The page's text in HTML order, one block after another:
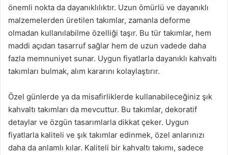
önemli nokta da dayanıklılıktır. Uzun ömürlü ve dayanıklı
malzemelerden üretilen takımlar, zamanla deforme
olmadan kullanılabilme özelliği taşır. Bu tür takımlar, hem
maddi açıdan tasarruf sağlar hem de uzun vadede daha
fazla memnuniyet sunar. Uygun fiyatlarla dayanıklı kahvaltı
takımları bulmak, alım kararını kolaylaştırır.
Özel günlerde ya da misafirliklerde kullanabileceğiniz şık
kahvaltı takımları da mevcuttur. Bu takımlar, dekoratif
detaylar ve özgün tasarımlarla dikkat çeker. Uygun
fiyatlarla kaliteli ve şık takımlar edinmek, özel anlarınızı
daha da anlamlı kılar. Kaliteli bir kahvaltı takımı, sadece